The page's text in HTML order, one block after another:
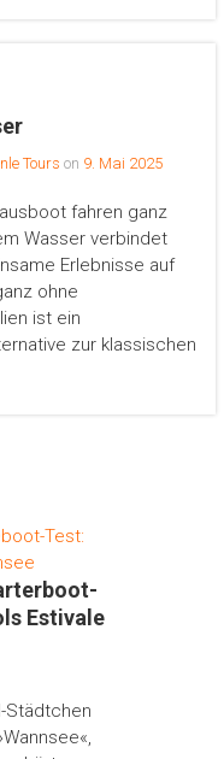
Tours on 9. Mai 2025
fahren ganz
Wasser verbindet
Erlebnisse auf
ohne
ist ein
zur klassischen
Estivale
Städtchen